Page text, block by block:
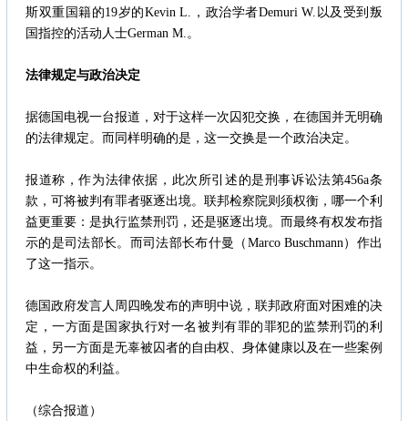
斯双重国籍的19岁的Kevin L.，政治学者Demuri W.以及受到叛
国指控的活动人士German M.。
法律规定与政治决定
据德国电视一台报道，对于这样一次囚犯交换，在德国并无明确
的法律规定。而同样明确的是，这一交换是一个政治决定。
报道称，作为法律依据，此次所引述的是刑事诉讼法第456a条
款，可将被判有罪者驱逐出境。联邦检察院则须权衡，哪一个利
益更重要：是执行监禁刑罚，还是驱逐出境。而最终有权发布指
示的是司法部长。而司法部长布什曼（Marco Buschmann）作出
了这一指示。
德国政府发言人周四晚发布的声明中说，联邦政府面对困难的决
定，一方面是国家执行对一名被判有罪的罪犯的监禁刑罚的利
益，另一方面是无辜被囚者的自由权、身体健康以及在一些案例
中生命权的利益。
（综合报道）